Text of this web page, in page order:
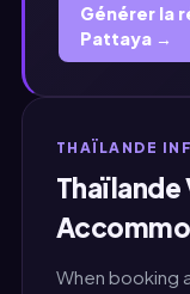
Générer la
Pattaya →
THAÏLANDE
Thaïlande
When booking